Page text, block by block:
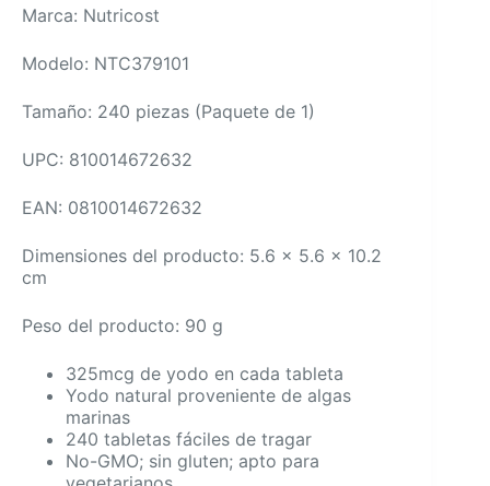
Marca: Nutricost
Modelo: NTC379101
Tamaño: 240 piezas (Paquete de 1)
UPC: 810014672632
EAN: 0810014672632
Dimensiones del producto: 5.6 x 5.6 x 10.2
cm
Peso del producto: 90 g
325mcg de yodo en cada tableta
Yodo natural proveniente de algas
marinas
240 tabletas fáciles de tragar
No-GMO; sin gluten; apto para